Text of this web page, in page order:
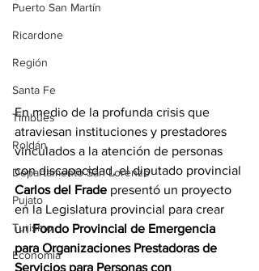
Puerto San Martín
Ricardone
Región
Santa Fe
Timbúes
Roldán
Departamento San Lorenzo
Pujato
Turismo
Economía
En medio de la profunda crisis que
atraviesan instituciones y prestadores
vinculados a la atención de personas
con discapacidad, el diputado provincial
Carlos del Frade presentó un proyecto
en la Legislatura provincial para crear
un Fondo Provincial de Emergencia
para Organizaciones Prestadoras de
Servicios para Personas con